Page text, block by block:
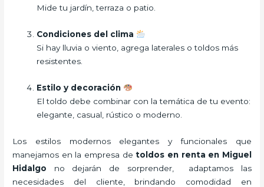
Mide tu jardín, terraza o patio.
Condiciones del clima
Si hay lluvia o viento, agrega laterales o toldos más
resistentes.
Estilo y decoración
El toldo debe combinar con la temática de tu evento:
elegante, casual, rústico o moderno.
Los estilos modernos elegantes y funcionales que
manejamos en la empresa detoldos en renta en Miguel
Hidalgo no dejarán de sorprender, adaptamos las
necesidades del cliente, brindando comodidad en